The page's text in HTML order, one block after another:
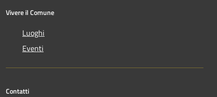
Vivere il Comune
Luoghi
Eventi
Contatti